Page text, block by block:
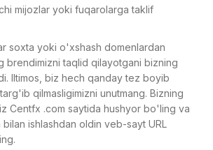
mijozlar yoki fuqarolarga taklif
soxta yoki o'xshash domenlardan
brendimizni taqlid qilayotgani bizning
Iltimos, biz hech qanday tez boyib
qilmasligimizni unutmang. Bizning
Centfx .com saytida hushyor bo'ling va
ishlashdan oldin veb-sayt URL